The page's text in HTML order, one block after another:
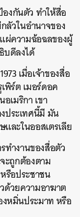
องกันตัว ทำให้สื่อ
ลัวในอำนาจของ
ผ่ความฉ้อฉลของผู้
บดีลงได้
เมื่อเจ้าของสื่อ
พิร์ต เมอร์ดอค
เมริกา เขา
ประเทศนี้มี มัน
ละในออสเตรเลีย
ทำงานของสื่อตัว
ะถูกต้องตาม
รือประชาชน
ด้วยความอาฆาต
หมิ่นประมาท หรือ